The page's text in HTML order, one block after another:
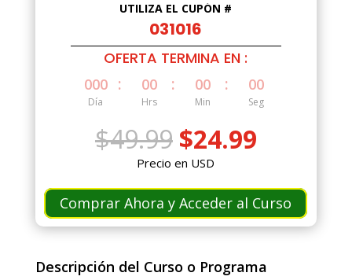
UTILIZA EL CUPÓN #
031016
OFERTA TERMINA EN :
000
Día
: 00
Hrs
: 00
Min
: 00
Seg
$49.99 El
precio
original
era:
$49.99.
$24.99El
es:
$24.99.
Precio en USD
Comprar Ahora y Acceder al Curso
Descripción del Curso o Programa